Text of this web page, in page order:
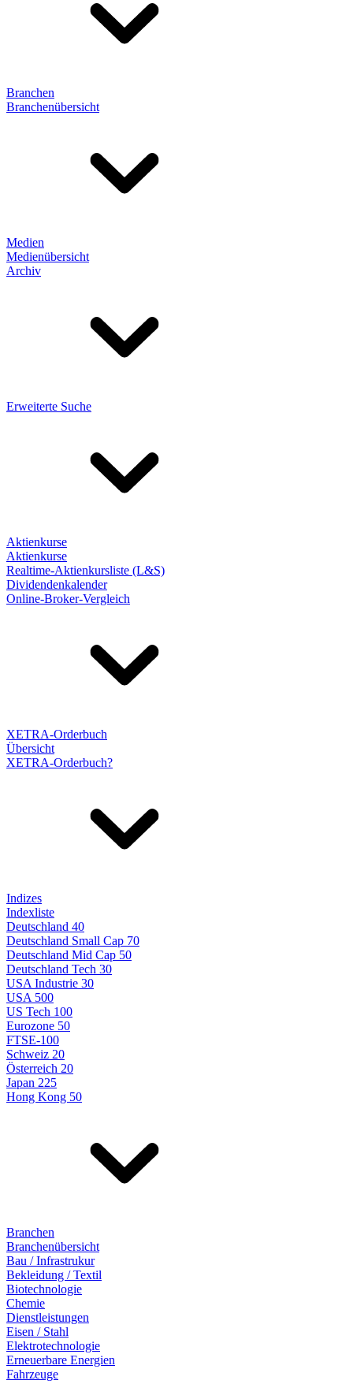
Branchen
Branchenübersicht
Medien
Medienübersicht
Archiv
Erweiterte Suche
Aktienkurse
Aktienkurse
Realtime-Aktienkursliste (L&S)
Dividendenkalender
Online-Broker-Vergleich
XETRA-Orderbuch
Übersicht
XETRA-Orderbuch?
Indizes
Indexliste
Deutschland 40
Deutschland Small Cap 70
Deutschland Mid Cap 50
Deutschland Tech 30
USA Industrie 30
USA 500
US Tech 100
Eurozone 50
FTSE-100
Schweiz 20
Österreich 20
Japan 225
Hong Kong 50
Branchen
Branchenübersicht
Bau / Infrastrukur
Bekleidung / Textil
Biotechnologie
Chemie
Dienstleistungen
Eisen / Stahl
Elektrotechnologie
Erneuerbare Energien
Fahrzeuge